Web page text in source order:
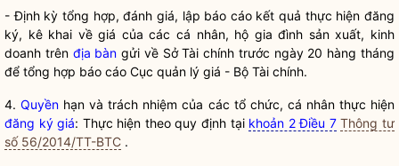
- Định kỳ tổng hợp, đánh giá, lập báo cáo kết quả thực hiện đăng
ký, kê khai về giá của các cá nhân, hộ gia đình sản xuất, kinh
doanh trên địa bàn gửi về Sở Tài chính trước ngày 20 hàng tháng
để tổng hợp báo cáo Cục quản lý giá - Bộ Tài chính.
4.Quyền hạn và trách nhiệm của các tổ chức, cá nhân thực hiện
đăng ký giá: Thực hiện theo quy định tại khoản 2 Điều 7 Thông tư
số 56/2014/TT-BTC .